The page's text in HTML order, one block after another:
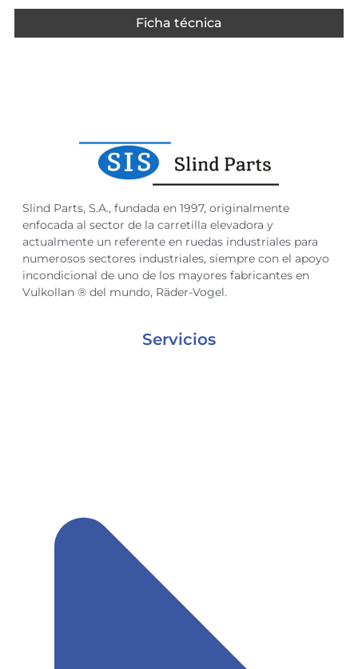
Ficha técnica
Slind Parts, S.A., fundada en 1997, originalmente
enfocada al sector de la carretilla elevadora y
actualmente un referente en ruedas industriales para
numerosos sectores industriales, siempre con el apoyo
incondicional de uno de los mayores fabricantes en
Vulkollan ® del mundo, Räder-Vogel.
Servicios